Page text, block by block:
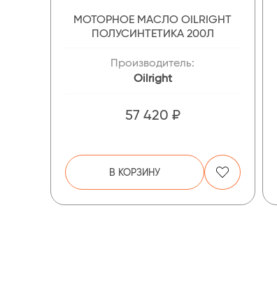
МОТОРНОЕ МАСЛО OILRIGHT
ПОЛУСИНТЕТИКА 200Л
Производитель:
Oilright
57 420 ₽
В КОРЗИНУ